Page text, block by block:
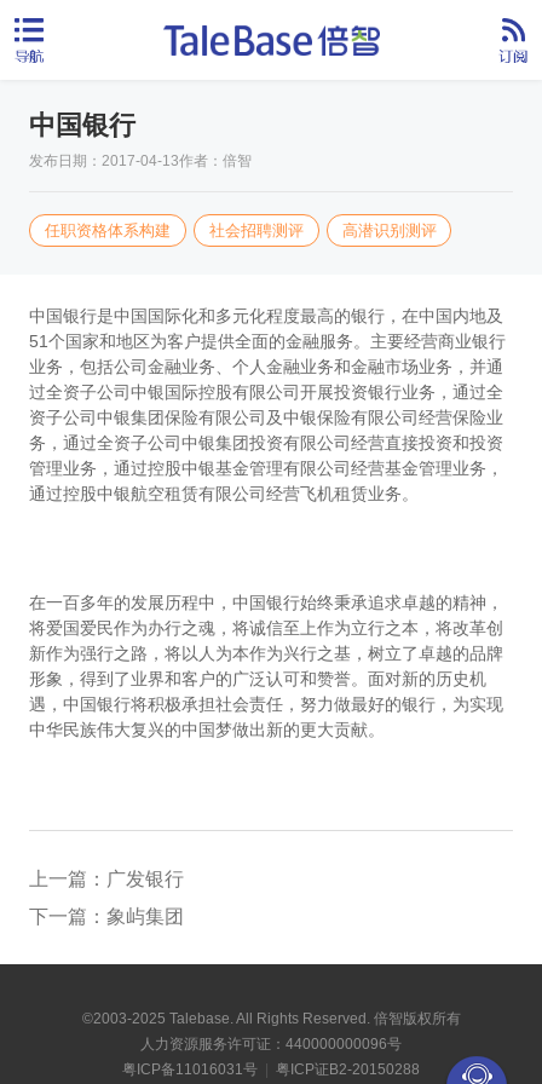
中国银行
发布日期：2017-04-13作者：倍智
任职资格体系构建 社会招聘测评 高潜识别测评
中国银行是中国国际化和多元化程度最高的银行，在中国内地及
51个国家和地区为客户提供全面的金融服务。主要经营商业银行
业务，包括公司金融业务、个人金融业务和金融市场业务，并通
过全资子公司中银国际控股有限公司开展投资银行业务，通过全
资子公司中银集团保险有限公司及中银保险有限公司经营保险业
务，通过全资子公司中银集团投资有限公司经营直接投资和投资
管理业务，通过控股中银基金管理有限公司经营基金管理业务，
通过控股中银航空租赁有限公司经营飞机租赁业务。
在一百多年的发展历程中，中国银行始终秉承追求卓越的精神，
将爱国爱民作为办行之魂，将诚信至上作为立行之本，将改革创
新作为强行之路，将以人为本作为兴行之基，树立了卓越的品牌
形象，得到了业界和客户的广泛认可和赞誉。面对新的历史机
遇，中国银行将积极承担社会责任，努力做最好的银行，为实现
中华民族伟大复兴的中国梦做出新的更大贡献。
上一篇： 广发银行
下一篇： 象屿集团
©2003-2025 Talebase. All Rights Reserved. 倍智版权所有
人力资源服务许可证：440000000096号
粤ICP备11016031号
粤ICP证B2-20150288